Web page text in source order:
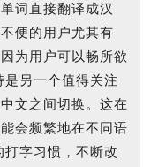
词直接翻译成汉
便的用户尤其有
为用户可以畅所欲
另一个值得关注
文之间切换。这在
会频繁地在不同语
字习惯，不断改